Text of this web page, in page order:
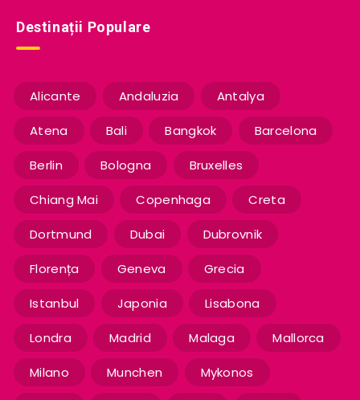
Destinații Populare
Alicante Andaluzia Antalya
Atena Bali Bangkok Barcelona
Berlin Bologna Bruxelles
Chiang Mai Copenhaga Creta
Dortmund Dubai Dubrovnik
Florența Geneva Grecia
Istanbul Japonia Lisabona
Londra Madrid Malaga Mallorca
Milano Munchen Mykonos